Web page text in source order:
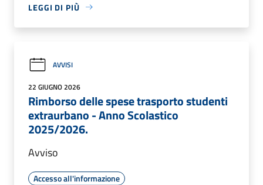
LEGGI DI PIÙ
AVVISI
22 GIUGNO 2026
Rimborso delle spese trasporto studenti
extraurbano - Anno Scolastico
2025/2026.
Avviso
Accesso all'informazione